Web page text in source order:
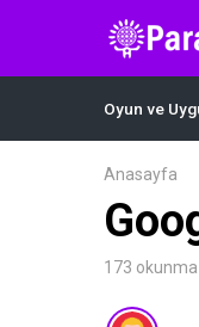
Oyun ve
Anasayfa
173